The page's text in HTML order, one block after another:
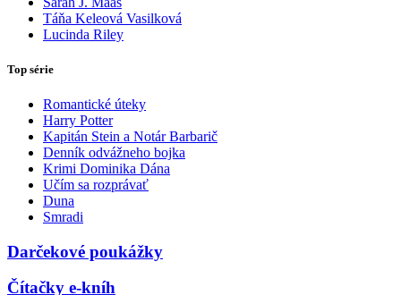
Táňa Keleová Vasilková
Lucinda Riley
Top série
Romantické úteky
Harry Potter
Kapitán Stein a Notár Barbarič
Denník odvážneho bojka
Krimi Dominika Dána
Učím sa rozprávať
Duna
Smradi
Darčekové poukážky
Čítačky e-kníh